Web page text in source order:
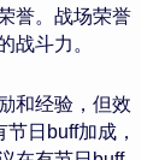
誉。战场荣誉
战斗力。
和经验，但效
日buff加成，